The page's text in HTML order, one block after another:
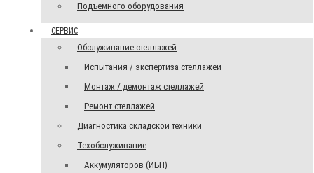
Подъемного оборудования
СЕРВИС
Обслуживание стеллажей
Испытания / экспертиза стеллажей
Монтаж / демонтаж стеллажей
Ремонт стеллажей
Диагностика складской техники
Техобслуживание
Аккумуляторов (ИБП)